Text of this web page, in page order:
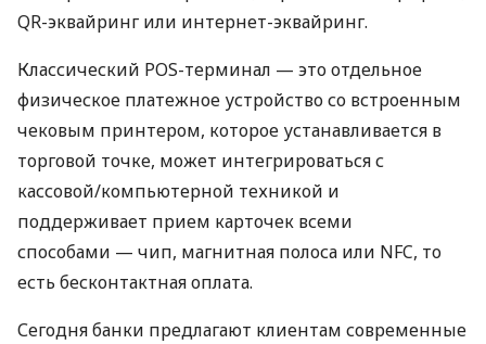
QR-эквайринг или интернет-эквайринг.
Классический POS-терминал — это отдельное
физическое платежное устройство со встроенным
чековым принтером, которое устанавливается в
торговой точке, может интегрироваться с
кассовой/компьютерной техникой и
поддерживает прием карточек всеми
способами — чип, магнитная полоса или NFC, то
есть бесконтактная оплата.
Сегодня банки предлагают клиентам современные